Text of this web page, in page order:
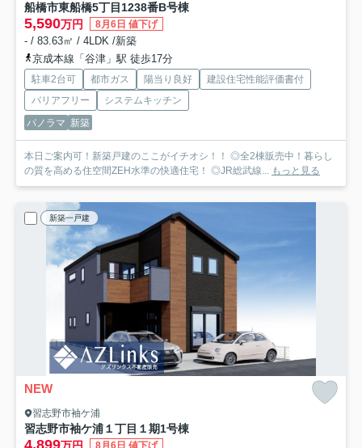
船橋市東船橋5丁目1238番B号棟
5,590万円 8月6日 値下げ
- / 83.63㎡ / 4LDK /新築
京成本線「谷津」駅 徒歩17分
駐車2台可 都市ガス 陽当り良好
建設住宅性能評価書付
バリアフリー
システムキッチン
パノラマ 新築
本日ご案内可！新築戸建のここがイチオシ！！ ◎全2棟販売中！暮らし
の質を高める住空間ZEH水準の快適住宅！ ◎JR総武線... もっと見る
新築一戸建
NEW
習志野市袖ケ浦
習志野市袖ケ浦１丁目１期1号棟